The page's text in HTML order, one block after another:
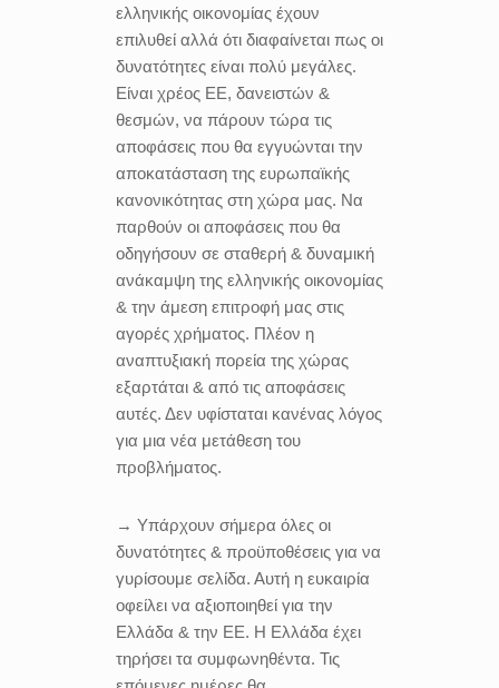
ελληνικής οικονομίας έχουν
επιλυθεί αλλά ότι διαφαίνεται πως οι
δυνατότητες είναι πολύ μεγάλες.
Είναι χρέος ΕΕ, δανειστών &
θεσμών, να πάρουν τώρα τις
αποφάσεις που θα εγγυώνται την
αποκατάσταση της ευρωπαϊκής
κανονικότητας στη χώρα μας. Να
παρθούν οι αποφάσεις που θα
οδηγήσουν σε σταθερή & δυναμική
ανάκαμψη της ελληνικής οικονομίας
& την άμεση επιτροφή μας στις
αγορές χρήματος. Πλέον η
αναπτυξιακή πορεία της χώρας
εξαρτάται & από τις αποφάσεις
αυτές. Δεν υφίσταται κανένας λόγος
για μια νέα μετάθεση του
προβλήματος.
→ Υπάρχουν σήμερα όλες οι
δυνατότητες & προϋποθέσεις για να
γυρίσουμε σελίδα. Αυτή η ευκαιρία
οφείλει να αξιοποιηθεί για την
Ελλάδα & την ΕΕ. Η Ελλάδα έχει
τηρήσει τα συμφωνηθέντα. Τις